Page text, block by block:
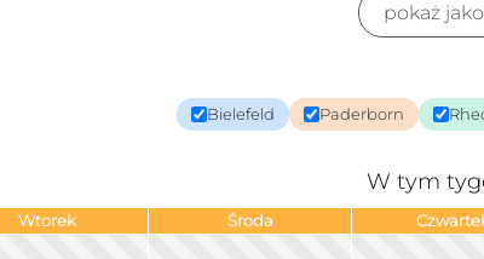
pokaż
Bielefeld Paderborn
W tym
Wtorek Środa